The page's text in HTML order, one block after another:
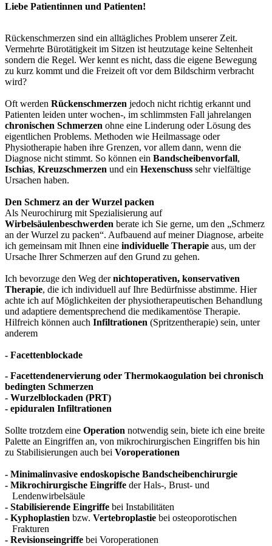
Liebe Patientinnen und Patienten!
Rückenschmerzen sind ein alltägliches Problem unserer Zeit.
Vermehrte Bürotätigkeit im Sitzen ist heutzutage keine Seltenheit
sondern die Regel. Wer kennt es nicht, dass die eigene Bewegung
zu kurz kommt und die Freizeit oft vor dem Bildschirm verbracht
wird?
Oft werden Rückenschmerzen jedoch nicht richtig erkannt und
Patienten leiden unter wochen-, im schlimmsten Fall jahrelangen
chronischen Schmerzen ohne eine Linderung oder Lösung des
eigentlichen Problems. Methoden wie Heilmassage oder
Physiotherapie haben ihre Grenzen, vor allem dann, wenn die
Diagnose nicht stimmt. So können ein Bandscheibenvorfall,
Ischias, Kreuzschmerzen und ein Hexenschuss sehr vielfältige
Ursachen haben.
Den Schmerz an der Wurzel packen
Als Neurochirurg mit Spezialisierung auf
Wirbelsäulenbeschwerden berate ich Sie gerne, um den „Schmerz
an der Wurzel zu packen“. Aufbauend auf meiner Diagnose, arbeite
ich gemeinsam mit Ihnen eine individuelle Therapie aus, um der
Ursache Ihrer Schmerzen auf den Grund zu gehen.
Ich bevorzuge den Weg dernichtoperativen, konservativen
Therapie, die ich individuell auf Ihre Bedürfnisse abstimme. Hier
achte ich auf Möglichkeiten der physiotherapeutischen Behandlung
und adaptiere dementsprechend die medikamentöse Therapie.
Hilfreich können auch Infiltrationen (Spritzentherapie) sein, unter
anderem
- Facettenblockade
- Facettendenervierung oder Thermokaogulation bei chronisch
bedingten Schmerzen
- Wurzelblockaden (PRT)
- epiduralen Infiltrationen
Sollte trotzdem eine Operation notwendig sein, biete ich eine breite
Palette an Eingriffen an, von mikrochirurgischen Eingriffen bis hin
zu Stabilisierungen auch bei Voroperationen
- Minimalinvasive endoskopische Bandscheibenchirurgie
- Mikrochirurgische Eingriffe der Hals-, Brust- und
Lendenwirbelsäule
- Stabilisierende Eingriffe bei Instabilitäten
- Kyphoplastien bzw. Vertebroplastie bei osteoporotischen
Frakturen
- Revisionseingriffe bei Voroperationen